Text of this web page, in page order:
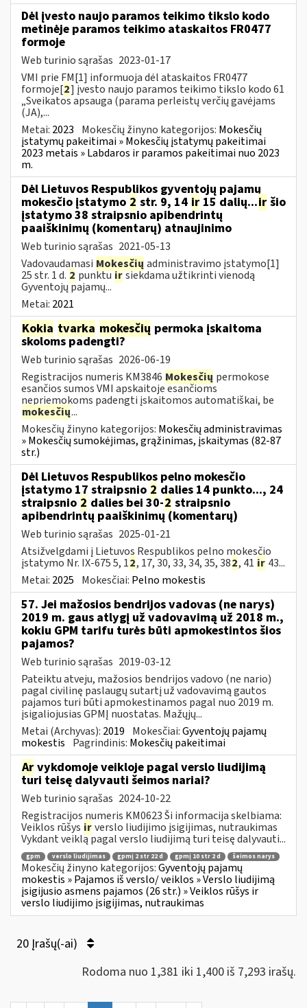
Dėl įvesto naujo paramos teikimo tikslo kodo
metinėje paramos teikimo ataskaitos FR0477
formoje
Web turinio sąrašas 2023-01-17
VMI prie FM[1] informuoja dėl ataskaitos FR0477
formoje[2] įvesto naujo paramos teikimo tikslo kodo 61
„Sveikatos apsauga (parama perleistų verčių gavėjams
(JA),...
Metai: 2023 Mokesčių žinyno kategorijos: Mokesčių
įstatymų pakeitimai » Mokesčių įstatymų pakeitimai
2023 metais » Labdaros ir paramos pakeitimai nuo 2023
m.
Dėl Lietuvos Respublikos gyventojų pajamų
mokesčio įstatymo 2 str. 9, 14 ir 15 dalių...ir šio
įstatymo 38 straipsnio apibendrintų
paaiškinimų (komentarų) atnaujinimo
Web turinio sąrašas 2021-05-13
Vadovaudamasi Mokesčių administravimo įstatymo[1]
25 str. 1 d. 2 punktuirsiekdama užtikrinti vienodą
Gyventojų pajamų...
Metai: 2021
Kokia tvarka mokesčių permoka įskaitoma
skoloms padengti?
Web turinio sąrašas 2026-06-19
Registracijos numeris KM3846 Mokesčių permokose
esančios sumos VMI apskaitoje esančioms
nepriemokoms padengti įskaitomos automatiškai, be
mokesčių...
Mokesčių žinyno kategorijos: Mokesčių administravimas
» Mokesčių sumokėjimas, grąžinimas, įskaitymas (82-87
str.)
Dėl Lietuvos Respublikos pelno mokesčio
įstatymo 17 straipsnio 2 dalies 14 punkto..., 24
straipsnio 2 dalies bei 30-2 straipsnio
apibendrintų paaiškinimų (komentarų)
Web turinio sąrašas 2025-01-21
Atsižvelgdami į Lietuvos Respublikos pelno mokesčio
įstatymo Nr. IX-675 5, 12, 17, 30, 33, 34, 35, 382, 41 ir 43...
Metai: 2025 Mokesčiai: Pelno mokestis
57. Jei mažosios bendrijos vadovas (ne narys)
2019 m. gaus atlygį už vadovavimą už 2018 m.,
kokiu GPM tarifu turės būti apmokestintos šios
pajamos?
Web turinio sąrašas 2019-03-12
Pateiktu atveju, mažosios bendrijos vadovo (ne nario)
pagal civilinę paslaugų sutartį už vadovavimą gautos
pajamos turi būti apmokestinamos pagal nuo 2019 m.
įsigaliojusias GPMĮ nuostatas. Mažųjų...
Metai (Archyvas): 2019 Mokesčiai:Gyventojų pajamų
mokestis Pagrindinis: Mokesčių pakeitimai
Ar vykdomoje veikloje pagal verslo liudijimą
turi teisę dalyvauti šeimos nariai?
Web turinio sąrašas 2024-10-22
Registracijos numeris KM0623 Ši informacija skelbiama:
Veiklos rūšys irverslo liudijimo įsigijimas, nutraukimas
Vykdant veiklą pagal verslo liudijimą turi teisę dalyvauti...
gpm verslo liudijimas gpmį 2 str 22 d gpmį 10 str 2 d šeimos narys
Mokesčių žinyno kategorijos:Gyventojų pajamų
mokestis » Pajamos iš verslo/ veiklos » Verslo liudijimą
įsigijusio asmens pajamos (26 str.) » Veiklos rūšys ir
verslo liudijimo įsigijimas, nutraukimas
20 Įrašų(-ai)
Rodoma nuo 1,381 iki 1,400 iš 7,293 irašų.